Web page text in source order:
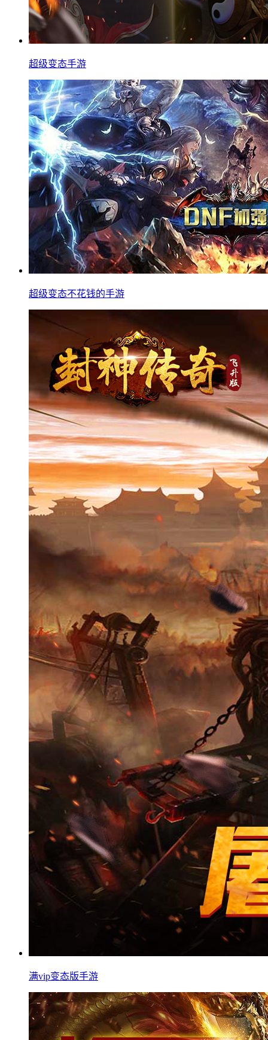
超级变态手游
超级变态不花钱的手游
满vip变态版手游